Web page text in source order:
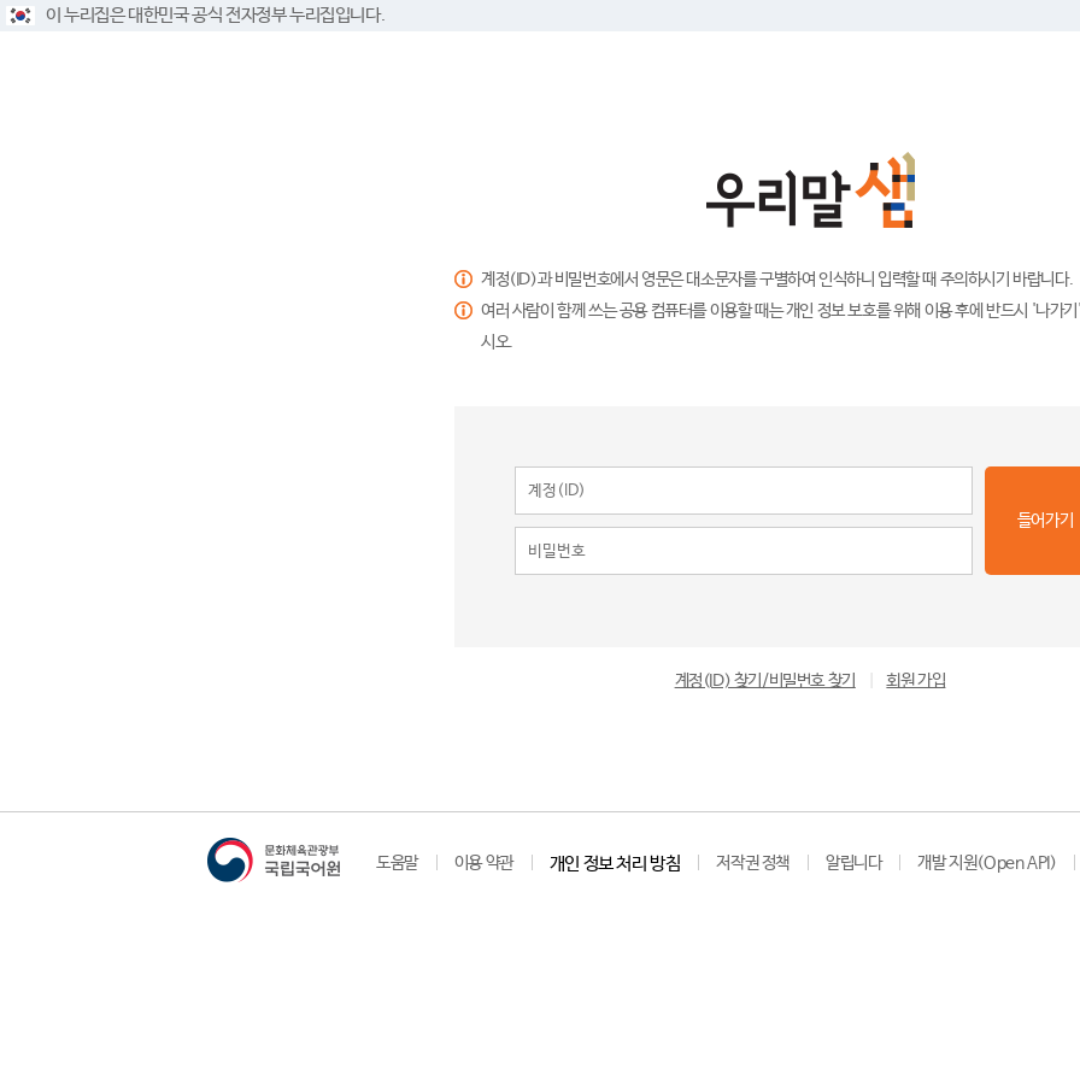
이 누리집은 대한민국 공식 전자정부 누리집입니다.
계정(ID)과 비밀번호에서 영문은 대소문자를 구별하여 인식하니 입력할 때 주의하시기 바랍니다.
여러 사람이 함께 쓰는 공용 컴퓨터를 이용할 때는 개인 정보 보호를 위해 이용 후에 반드시 '나가
시오.
들어가기
계정(ID) 찾기/비밀번호 찾기 회원 가입
도움말 이용 약관 개인 정보 처리 방침 저작권 정책 알립니다 개발 지원(Open API)